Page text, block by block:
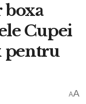
Cupei
pentru
AA